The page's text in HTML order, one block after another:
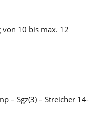
von 10 bis max. 12
– Sgz(3) – Streicher 14-